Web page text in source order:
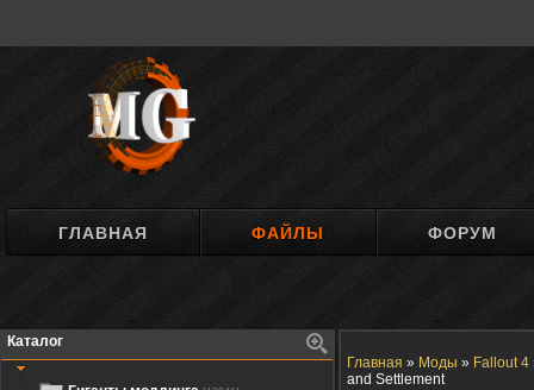
ГЛАВНАЯ ФАЙЛЫ ФОРУМ
Каталог
Главная » Моды » Fallout 4
and Settlement